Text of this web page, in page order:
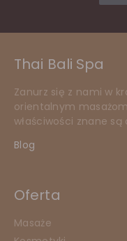
Thai Bali Spa
Zanurz się z nami w
orientalnym
właściwości znane
Blog
Oferta
Masaże